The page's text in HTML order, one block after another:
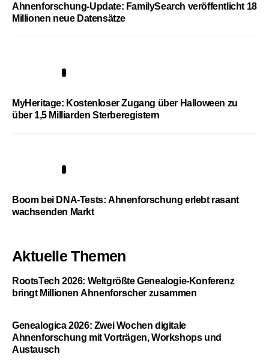
Ahnenforschung-Update: FamilySearch veröffentlicht 18
Millionen neue Datensätze
MyHeritage: Kostenloser Zugang über Halloween zu
über 1,5 Milliarden Sterberegistern
Boom bei DNA-Tests: Ahnenforschung erlebt rasant
wachsenden Markt
Aktuelle Themen
RootsTech 2026: Weltgrößte Genealogie-Konferenz
bringt Millionen Ahnenforscher zusammen
Genealogica 2026: Zwei Wochen digitale
Ahnenforschung mit Vorträgen, Workshops und
Austausch